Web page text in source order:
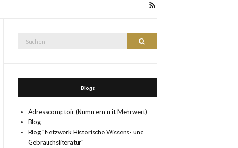
Suchen
Blogs
Adresscomptoir (Nummern mit Mehrwert)
Blog
Blog "Netzwerk Historische Wissens- und
Gebrauchsliteratur"